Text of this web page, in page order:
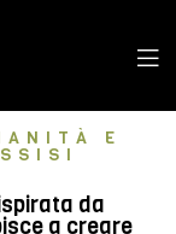
E
da
a creare